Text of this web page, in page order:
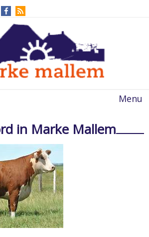
Menu
in Marke Mallem